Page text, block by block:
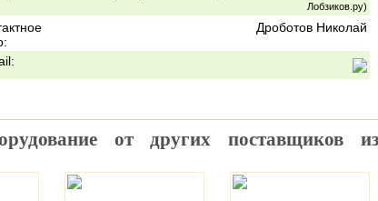
Лобзиков.ру)
Дроботов Николай
от других поставщиков из